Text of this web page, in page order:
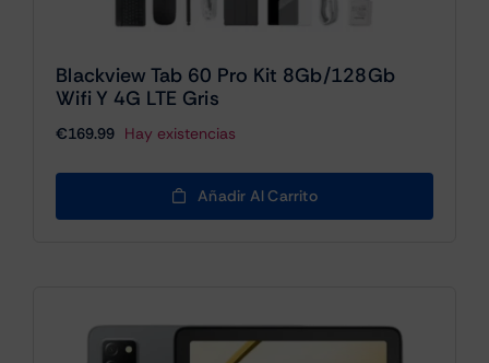
Blackview Tab 60 Pro Kit 8Gb/128Gb
Wifi Y 4G LTE Gris
€169.99 Hay existencias
Añadir Al Carrito